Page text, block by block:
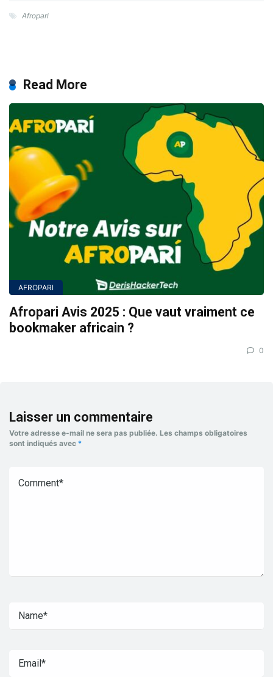
Afropari
Read More
AFROPARI
Afropari Avis 2025 : Que vaut vraiment ce
bookmaker africain ?
0
Laisser un commentaire
Votre adresse e-mail ne sera pas publiée. Les champs obligatoires
sont indiqués avec *